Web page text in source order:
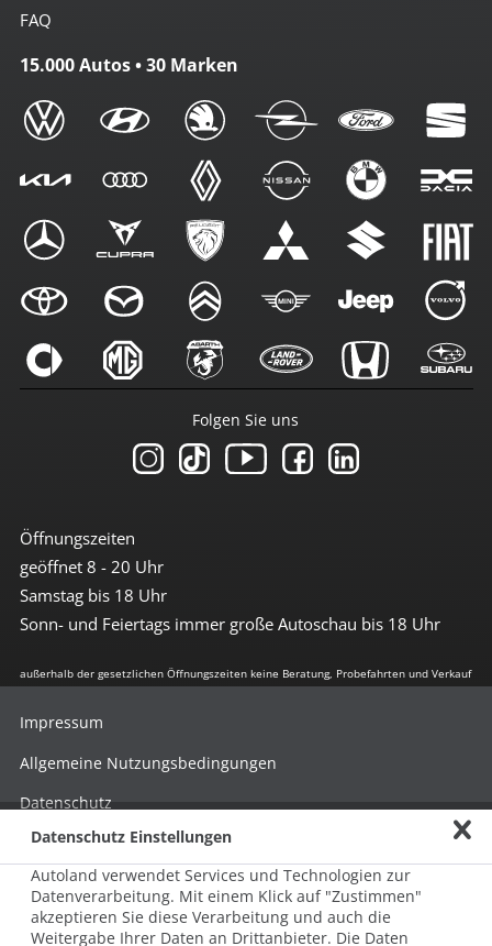
FAQ
15.000 Autos • 30 Marken
Öffnungszeiten
geöffnet 8 - 20 Uhr
Samstag bis 18 Uhr
Sonn- und Feiertags immer große Autoschau bis 18 Uhr
Folgen Sie uns
außerhalb der gesetzlichen Öffnungszeiten keine Beratung, Probefahrten und Verkauf
Impressum
Allgemeine Nutzungsbedingungen
Datenschutz
Hinweisgebersystem nach HinSchG
Beschwerde nach LkSG
Grundsatzerklärung zum LkSG
Datenschutz Einstellungen
Autoland verwendet Services und Technologien zur
Datenverarbeitung. Mit einem Klick auf "Zustimmen"
akzeptieren Sie diese Verarbeitung und auch die
Weitergabe Ihrer Daten an Drittanbieter. Die Daten